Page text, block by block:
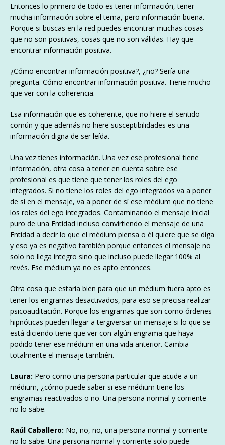
Entonces lo primero de todo es tener información, tener
mucha información sobre el tema, pero información buena.
Porque si buscas en la red puedes encontrar muchas cosas
que no son positivas, cosas que no son válidas. Hay que
encontrar información positiva.
¿Cómo encontrar información positiva?, ¿no? Sería una
pregunta. Cómo encontrar información positiva. Tiene mucho
que ver con la coherencia.
Esa información que es coherente, que no hiere el sentido
común y que además no hiere susceptibilidades es una
información digna de ser leída.
Una vez tienes información. Una vez ese profesional tiene
información, otra cosa a tener en cuenta sobre ese
profesional es que tiene que tener los roles del ego
integrados. Si no tiene los roles del ego integrados va a poner
de sí en el mensaje, va a poner de sí ese médium que no tiene
los roles del ego integrados. Contaminando el mensaje inicial
puro de una Entidad incluso convirtiendo el mensaje de una
Entidad a decir lo que el médium piensa o él quiere que se diga
y eso ya es negativo también porque entonces el mensaje no
solo no llega íntegro sino que incluso puede llegar 100% al
revés. Ese médium ya no es apto entonces.
Otra cosa que estaría bien para que un médium fuera apto es
tener los engramas desactivados, para eso se precisa realizar
psicoauditación. Porque los engramas que son como órdenes
hipnóticas pueden llegar a tergiversar un mensaje si lo que se
está diciendo tiene que ver con algún engrama que haya
podido tener ese médium en una vida anterior. Cambia
totalmente el mensaje también.
Laura: Pero como una persona particular que acude a un
médium, ¿cómo puede saber si ese médium tiene los
engramas reactivados o no. Una persona normal y corriente
no lo sabe.
Raúl Caballero: No, no, no, una persona normal y corriente
no lo sabe. Una persona normal y corriente solo puede